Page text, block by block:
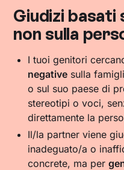
Giudizi basati
non sulla
I tuoi genitori
negative sulla
o sul suo paese di
stereotipi o voci,
direttamente la
Il/la partner viene
inadeguato/a o
concrete, ma per